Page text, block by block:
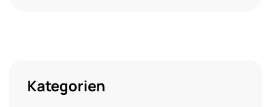
Kategorien